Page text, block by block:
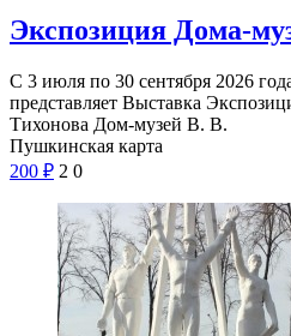
Экспозиция Дома-
С 3 июля по 30 сентября 2026
представляет Выставка
Тихонова Дом-музей В. В.
Пушкинская карта
200 ₽ 2 0